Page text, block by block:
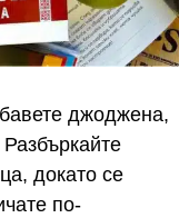
джоджена,
докато се
по-